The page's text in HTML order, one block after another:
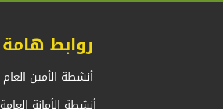
روابط هامة
أنشطة الأمين العام